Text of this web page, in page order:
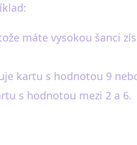
máte vysokou šanci
kartu s hodnotou 9
s hodnotou mezi 2 a 6.